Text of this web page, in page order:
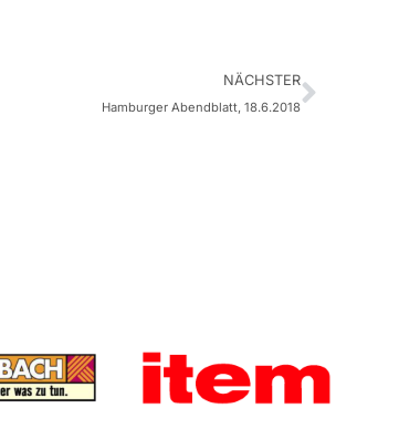
NÄCHSTER
Hamburger Abendblatt, 18.6.2018